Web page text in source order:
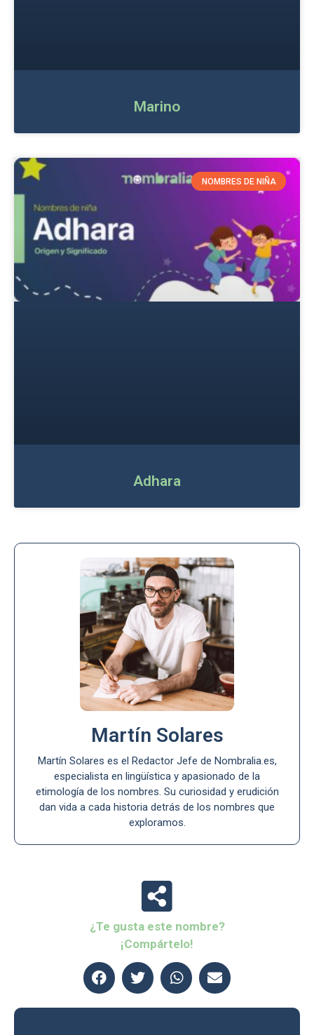
Marino
NOMBRES DE NIÑA
Adhara
Martín Solares
Martín Solares es el Redactor Jefe de Nombralia.es,
especialista en lingüística y apasionado de la
etimología de los nombres. Su curiosidad y erudición
dan vida a cada historia detrás de los nombres que
exploramos.
¿Te gusta este nombre?
¡Compártelo!